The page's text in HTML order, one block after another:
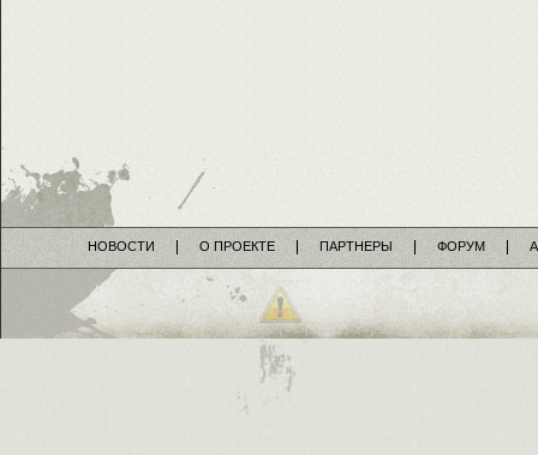
НОВОСТИ О ПРОЕКТЕ ПАРТНЕРЫ ФОРУМ